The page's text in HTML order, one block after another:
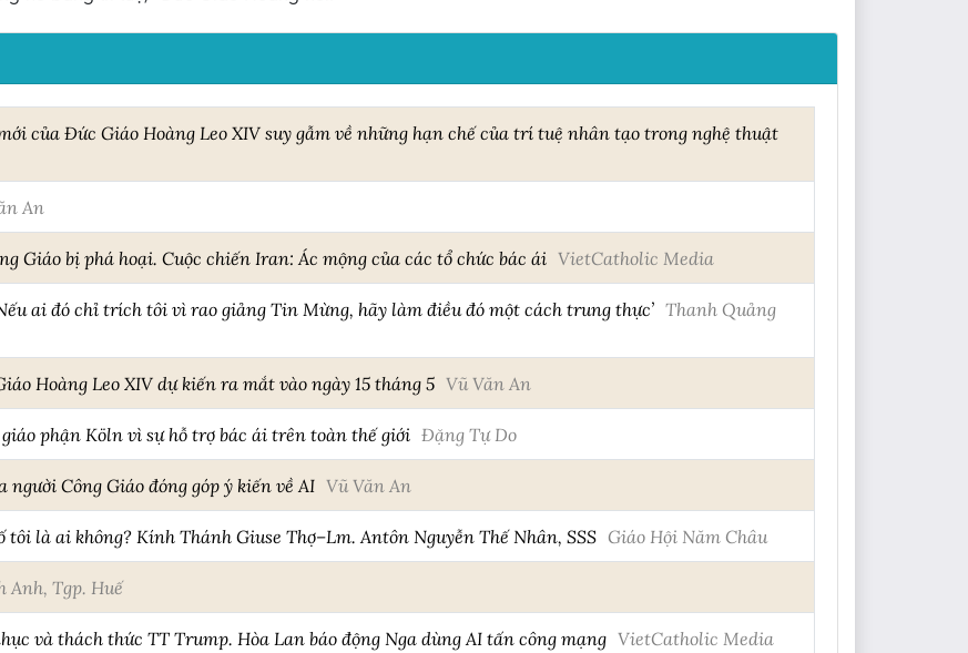
của Đức Giáo Hoàng Leo XIV suy gẫm về những hạn chế của trí tuệ nhân tạo trong nghệ thuật
An
Giáo bị phá hoại. Cuộc chiến Iran: Ác mộng của các tổ chức bác ái VietCatholic Media
ai đó chỉ trích tôi vì rao giảng Tin Mừng, hãy làm điều đó một cách trung thực’ Thanh Quảng
Hoàng Leo XIV dự kiến ra mắt vào ngày 15 tháng 5 Vũ Văn An
phận Köln vì sự hỗ trợ bác ái trên toàn thế giới Đặng Tự Do
Công Giáo đóng góp ý kiến về AI Vũ Văn An
tôi là ai không? Kính Thánh Giuse Thợ–Lm. Antôn Nguyễn Thế Nhân, SSS Giáo Hội Năm Châu
Anh, Tgp. Huế
và thách thức TT Trump. Hòa Lan báo động Nga dùng AI tấn công mạng VietCatholic Media